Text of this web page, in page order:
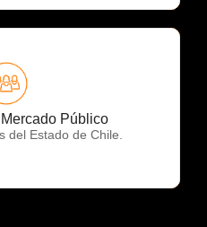
Público
del Estado de Chile.